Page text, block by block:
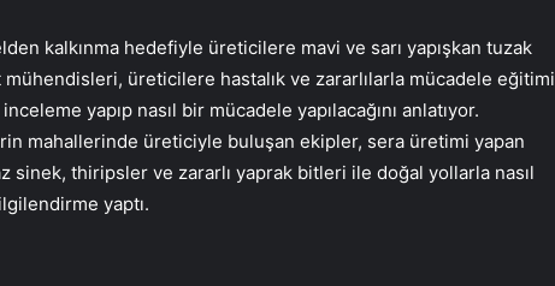
kalkınma hedefiyle üreticilere mavi ve sarı yapışkan tuzak
üreticilere hastalık ve zararlılarla mücadele eğitimi
yapıp nasıl bir mücadele yapılacağını anlatıyor.
mahallerinde üreticiyle buluşan ekipler, sera üretimi yapan
sinek, thiripsler ve zararlı yaprak bitleri ile doğal yollarla nasıl
yaptı.